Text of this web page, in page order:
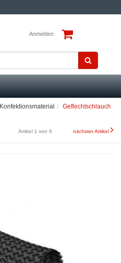
Anmelden
Konfektionsmaterial Geflechtschlauch
Artikel 1 von 6 nächster Artikel